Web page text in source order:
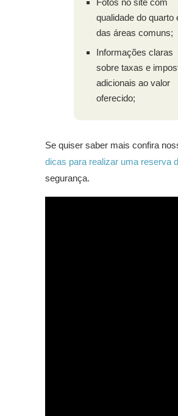
qualidade do quarto
das áreas comuns;
Informações claras
sobre taxas e
adicionais ao valor
oferecido;
Se quiser saber mais confira
dicas para realizar uma reserva
segurança.